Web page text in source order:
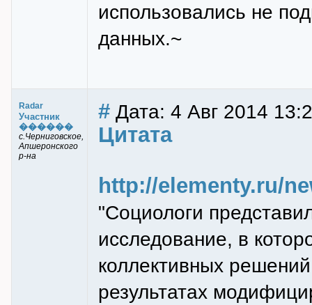
использовались не
данных.~
Radar
Участник
������
с.Черниговское,
Апшеронского
р-на
# Дата: 4 Авг 2014
Цитата
http://elementy.ru/
"Социологи
исследование, в
коллективных
результатах